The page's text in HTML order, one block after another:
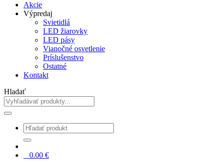
Akcie
Výpredaj
Svietidlá
LED žiarovky
LED pásy
Vianočné osvetlenie
Príslušenstvo
Ostatné
Kontakt
Hladať
0.00 €